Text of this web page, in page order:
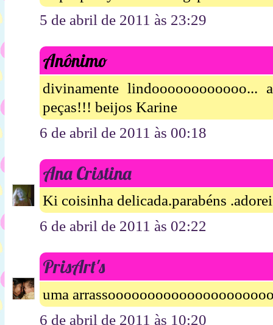
5 de abril de 2011 às 23:29
Anônimo
divinamente lindoooooooooooo...
peças!!! beijos Karine
6 de abril de 2011 às 00:18
Ana Cristina
Ki coisinha delicada.parabéns
6 de abril de 2011 às 02:22
PrisArt's
uma
6 de abril de 2011 às 10:20